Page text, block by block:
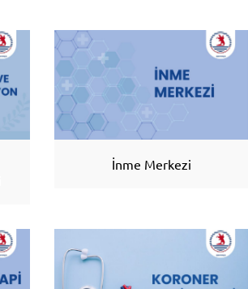
İnme Merkezi
Nörolojik hastalıklarda
yöntemiyle kişiye özel
yapılacak